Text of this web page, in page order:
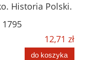
Historia Polski.
12,71 zł
do koszyka